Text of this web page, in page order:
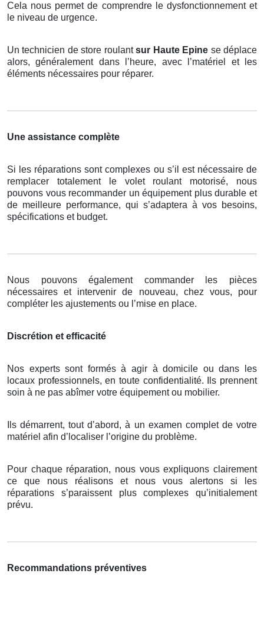
Cela nous permet de comprendre le dysfonctionnement et
le niveau de urgence.
Un technicien de store roulantsur Haute Epine se déplace
alors, généralement dans l’heure, avec l’matériel et les
éléments nécessaires pour réparer.
Une assistance complète
Si les réparations sont complexes ou s’il est nécessaire de
remplacer totalement le volet roulant motorisé, nous
pouvons vous recommander un équipement plus durable et
de meilleure performance, qui s’adaptera à vos besoins,
spécifications et budget.
Nous pouvons également commander les pièces
nécessaires et intervenir de nouveau, chez vous, pour
compléter les ajustements ou l’mise en place.
Discrétion et efficacité
Nos experts sont formés à agir à domicile ou dans les
locaux professionnels, en toute confidentialité. Ils prennent
soin à ne pas abîmer votre équipement ou mobilier.
Ils démarrent, tout d’abord, à un examen complet de votre
matériel afin d’localiser l’origine du problème.
Pour chaque réparation, nous vous expliquons clairement
ce que nous réalisons et nous vous alertons si les
réparations s’paraissent plus complexes qu’initialement
prévu.
Recommandations préventives